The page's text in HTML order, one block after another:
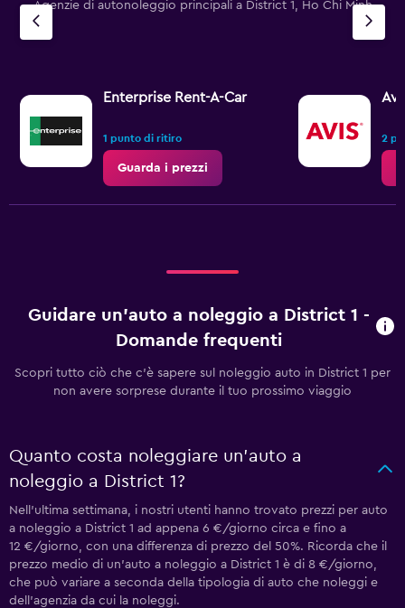
Agenzie di autonoleggio principali a District 1, Ho Chi Minh
Enterprise Rent-A-Car
1 punto di ritiro
Guarda i prezzi
2
Guidare un'auto a noleggio a District 1 -
Domande frequenti
Scopri tutto ciò che c'è sapere sul noleggio auto in District 1 per
non avere sorprese durante il tuo prossimo viaggio
Quanto costa noleggiare un'auto a
noleggio a District 1?
Nell'ultima settimana, i nostri utenti hanno trovato prezzi per auto
a noleggio a District 1 ad appena 6 €/giorno circa e fino a
12 €/giorno, con una differenza di prezzo del 50%. Ricorda che il
prezzo medio di un'auto a noleggio a District 1 è di 8 €/giorno,
che può variare a seconda della tipologia di auto che noleggi e
dell'agenzia da cui la noleggi.